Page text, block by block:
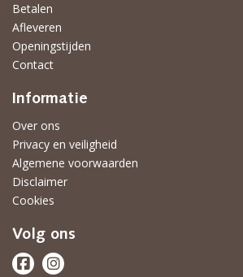
Betalen
Afleveren
Openingstijden
Contact
Informatie
Over ons
Privacy en veiligheid
Algemene voorwaarden
Disclaimer
Cookies
Volg ons